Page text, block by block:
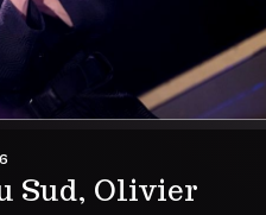
Sud, Olivier